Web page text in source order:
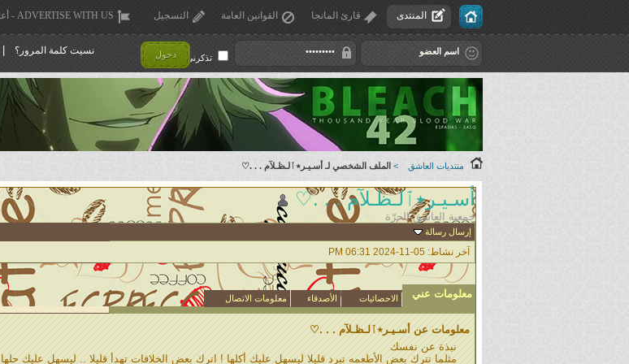
المنتدى قارئ المانجا القوانين العامة التسجيل ADVERTISE WITH US - أعلن لدينا
تذكرني ! دخول نسيت كلمة المرور؟
منتديات العاشق > الملف الشخصي لـ أسـيـر٭ٱلـظـلآم . . .♡
أسـيـر٭ٱلـظـلآم . . .♡
جمعية العاشق الحرّة
إرسال رسالة
آخر نشاط: 06:31 PM
معلومات عني الاحصائيات الأصدقاء معلومات الاتصال
معلومات عن أسـيـر٭ٱلـظـلآم . . .♡
نبذة عن نفسك
مثلما تترك بعض الأطعمه تبرد قليلا ليسهل عليك أكلها ! اترك بعض الخلافات تهدأ قليلا .. ليسهل عليك حلها